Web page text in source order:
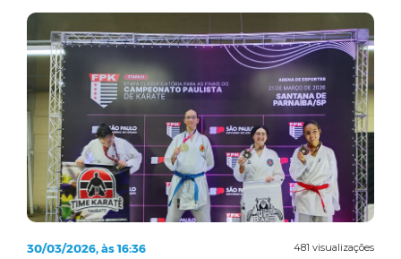
481 visualizações
30/03/2026, às 16:36